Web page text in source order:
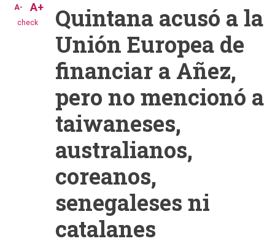
check
A- A+
Quintana acusó a la
Unión Europea de
financiar a Añez,
pero no mencionó a
taiwaneses,
australianos,
coreanos,
senegaleses ni
catalanes